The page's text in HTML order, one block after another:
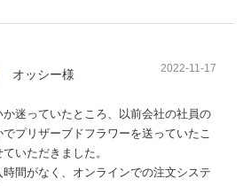
オッシー様 2022-11-17
迷っていたところ、以前会社の社員の
プリザーブドフラワーを送っていたこ
いただきました。
間がなく、オンラインでの注文システ